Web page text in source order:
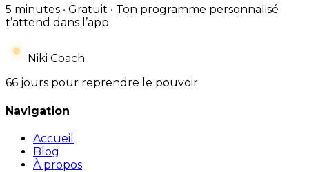
5 minutes • Gratuit • Ton programme personnalisé
t’attend dans l’app
Niki Coach
66 jours pour reprendre le pouvoir
Navigation
Accueil
Blog
À propos